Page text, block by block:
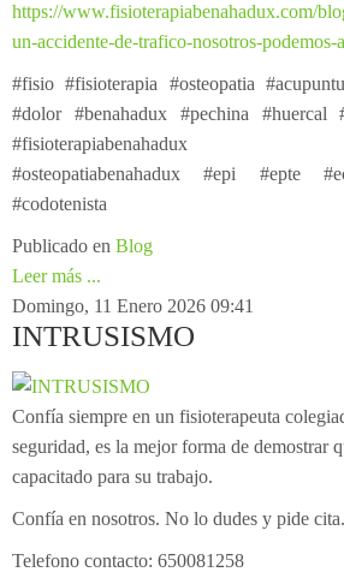
https://www.fisioterapiabenahadux.com/
un-accidente-de-trafico-nosotros-podemos-
#fisio #fisioterapia #osteopatia
#dolor #benahadux #pechina #huercal
#fisioterapiabenahadux
#osteopatiabenahadux #epi #epte
#codotenista
Publicado en Blog
Leer más ...
Domingo, 11 Enero 2026 09:41
INTRUSISMO
Confía siempre en un fisioterapeuta
seguridad, es la mejor forma de demostrar
capacitado para su trabajo.
Confía en nosotros. No lo dudes y pide cita.
Telefono contacto: 650081258